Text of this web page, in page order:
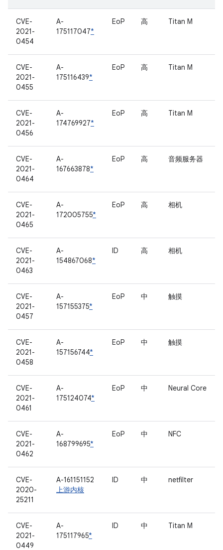
CVE-
2021-
0454
A-
175117047*
EoP 高 Titan M
CVE-
2021-
0455
A-
175116439*
EoP 高 Titan M
CVE-
2021-
0456
A-
174769927*
EoP 高 Titan M
CVE-
2021-
0464
A-
167663878*
EoP 高 音频服务器
CVE-
2021-
0465
A-
172005755*
EoP 高 相机
CVE-
2021-
0463
A-
154867068*
ID 高 相机
CVE-
2021-
0457
A-
157155375*
EoP 中 触摸
CVE-
2021-
0458
A-
157156744*
EoP 中 触摸
CVE-
2021-
0461
A-
175124074*
EoP 中 Neural Core
CVE-
2021-
0462
A-
168799695*
EoP 中 NFC
CVE-
2020-
25211
A-161151152
上游内核
ID 中 netfilter
CVE-
2021-
0449
A-
175117965*
ID 中 Titan M